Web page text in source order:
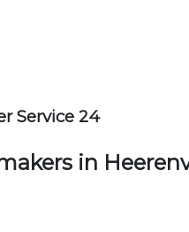
Service 24
in